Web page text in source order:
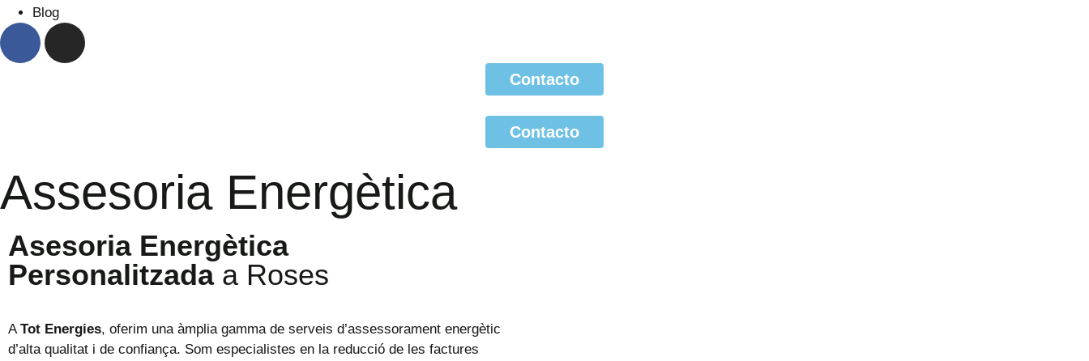
Blog
Contacto
Contacto
Assesoria Energètica
Asesoria Energètica
Personalitzadaa Roses
ATot Energies, oferim una àmplia gamma de serveis d’assessorament energètic
d’alta qualitat i de confiança. Som especialistes en la reducció de les factures